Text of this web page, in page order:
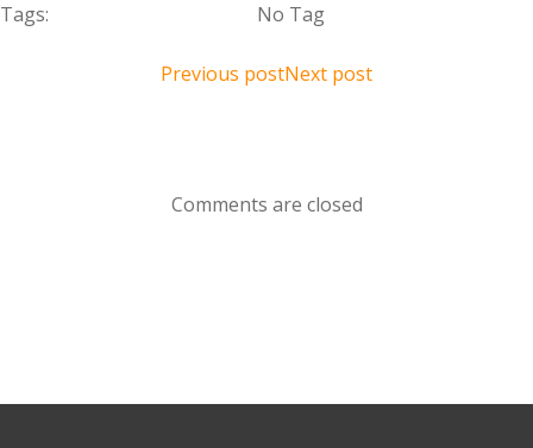
Tags: No Tag
Previous postNext post
Comments are closed